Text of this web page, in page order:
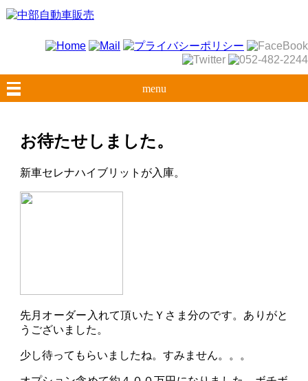
menu
お待たせしました。
新車セレナハイブリットが入庫。
先月オーダー入れて頂いたＹさま分のです。ありがと
うございました。
少し待ってもらいましたね。すみません。。。